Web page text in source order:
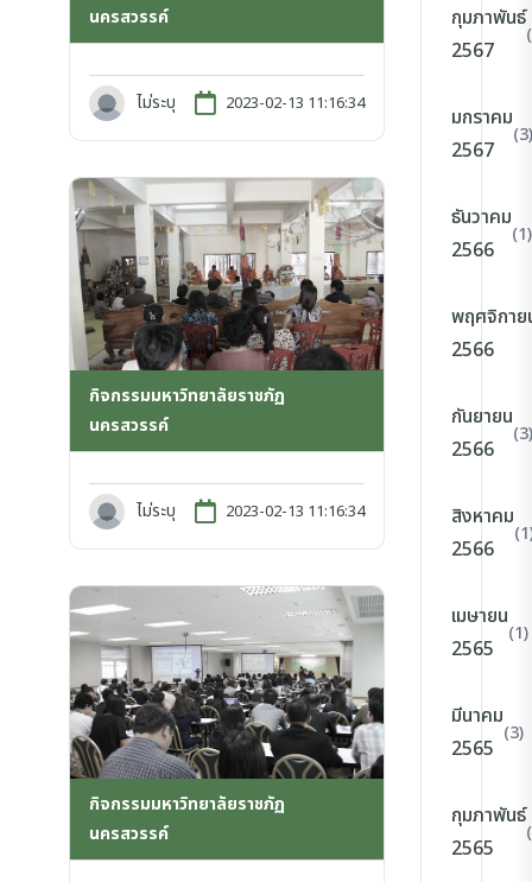
นครสวรรค์
ไม่ระบุ 2023-02-13 11:16:34
กิจกรรมมหาวิทยาลัยราชภัฏ
นครสวรรค์
ไม่ระบุ 2023-02-13 11:16:34
กิจกรรมมหาวิทยาลัยราชภัฏ
นครสวรรค์
กุมภาพันธ์
2567
มกราคม
2567
(3)
ธันวาคม
2566
(1)
พฤศจิกาย
2566
กันยายน
2566
(3)
สิงหาคม
2566
เมษายน
2565
(1)
มีนาคม
2565
(3)
กุมภาพันธ์
2565